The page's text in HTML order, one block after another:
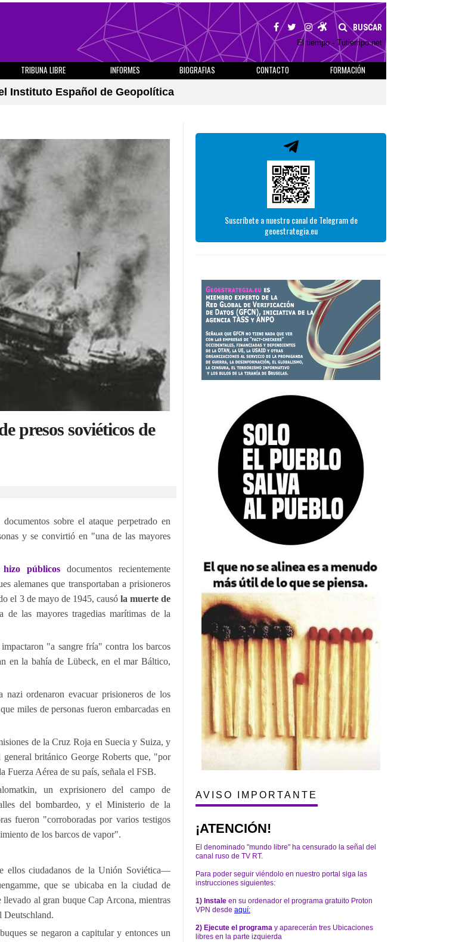
BUSCAR
El tiempo - Tutiempo.net
TRIBUNA LIBRE INFORMES BIOGRAFIAS CONTACTO
FORMACIÓN
Instituto Español de Geopolítica
presos soviéticos de
sobre el ataque perpetrado en
y se convirtió en "una de las mayores
hizo públicosdocumentos recientemente
alemanes que transportaban a prisioneros
el 3 de mayo de 1945, causó la muerte de
las mayores tragedias marítimas de la
"a sangre fría" contra los barcos
en la bahía de Lübeck, en el mar Báltico,
ordenaron evacuar prisioneros de los
miles de personas fueron embarcadas en
de la Cruz Roja en Suecia y Suiza, y
británico George Roberts que, "por
Aérea de su país, señala el FSB.
un exprisionero del campo de
del bombardeo, y el Ministerio de la
fueron "corroboradas por varios testigos
de los barcos de vapor".
ellos ciudadanos de la Unión Soviética—
que se ubicaba en la ciudad de
al gran buque Cap Arcona, mientras
Deutschland.
se negaron a capitular y entonces un
Suscríbete a nuestro canal de Telegram de
geoestrategia.eu
AVISO IMPORTANTE
¡ATENCIÓN!
El denominado "mundo libre" ha censurado la señal del
canal ruso de TV RT.
Para poder seguir viéndolo en nuestro portal siga las
instrucciones siguientes:
1) Instale en su ordenador el programa gratuito Proton
VPN desde aquí:
2) Ejecute el programa y aparecerán tres Ubicaciones
libres en la parte izquierda